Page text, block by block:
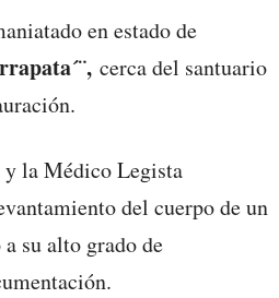
en estado de
cerca del santuario
y la Médico Legista
del cuerpo de un
su alto grado de